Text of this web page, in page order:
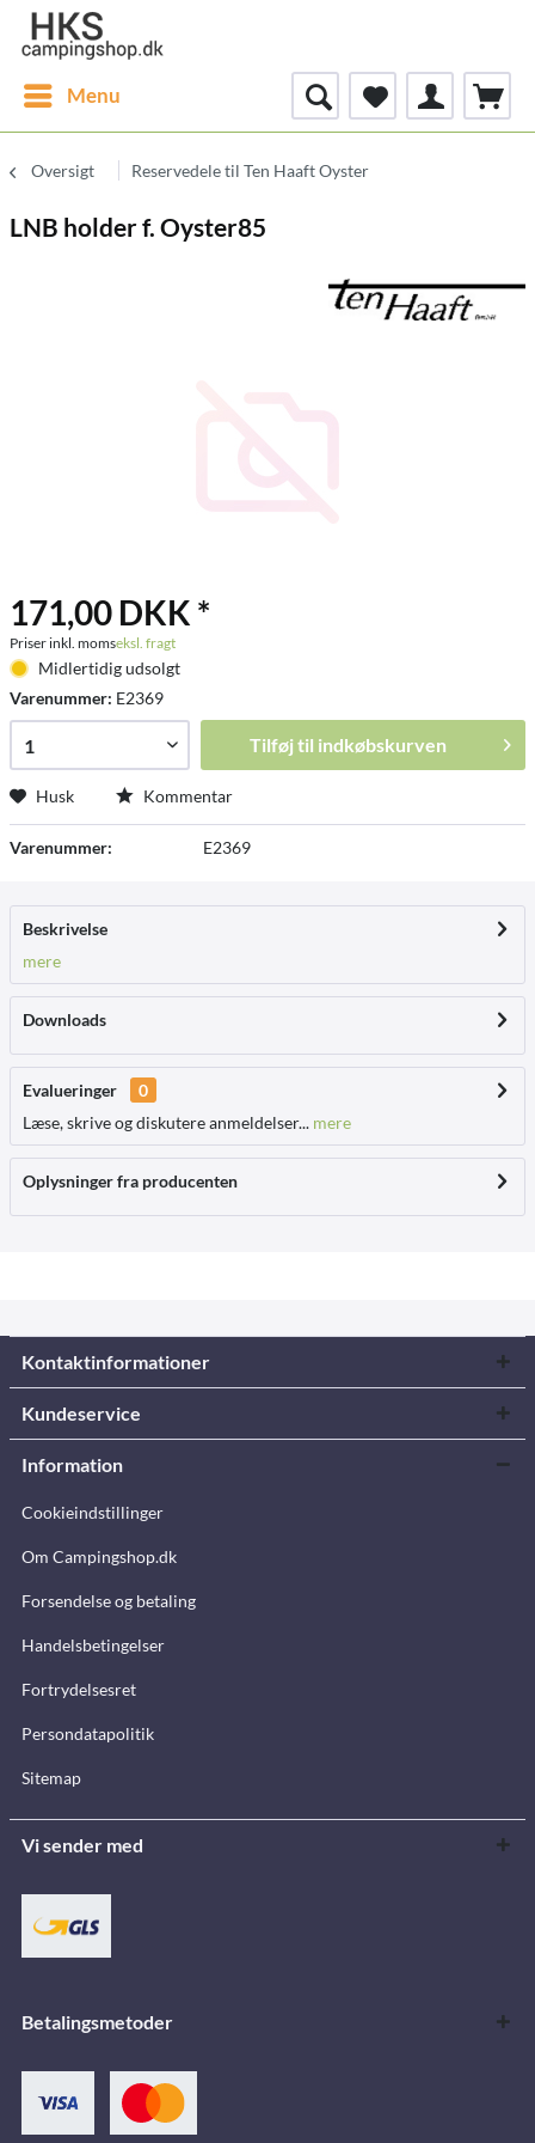
Menu
Oversigt Reservedele til Ten Haaft Oyster
LNB holder f. Oyster85
171,00 DKK *
Priser inkl. momseksl. fragt
Midlertidig udsolgt
Varenummer: E2369
Tilføj til indkøbskurven
Husk Kommentar
Varenummer: E2369
Beskrivelse
mere
Downloads
Evalueringer
0
Læse, skrive og diskutere anmeldelser... mere
Oplysninger fra producenten
Kontaktinformationer
Kundeservice
Information
Cookieindstillinger
Om Campingshop.dk
Forsendelse og betaling
Handelsbetingelser
Fortrydelsesret
Persondatapolitik
Sitemap
Vi sender med
Betalingsmetoder